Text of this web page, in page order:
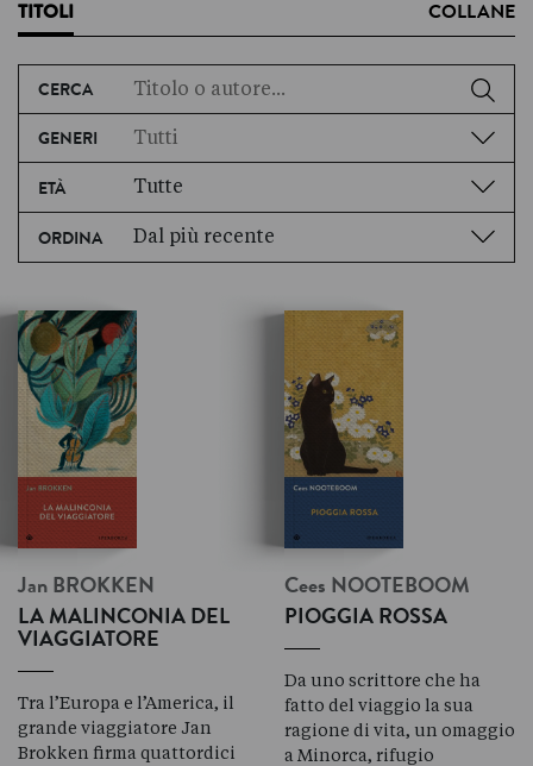
TITOLI COLLANE
CERCA
GENERI
ETÀ Tutte
ORDINA Dal più recente
Jan BROKKEN
LA MALINCONIA DEL
VIAGGIATORE
Tra l’Europa e l’America, il
grande viaggiatore Jan
Brokken firma quattordici
Cees NOOTEBOOM
PIOGGIA ROSSA
Da uno scrittore che ha
fatto del viaggio la sua
ragione di vita, un omaggio
a Minorca, rifugio